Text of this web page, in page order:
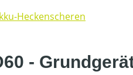
Heckenscheren
-